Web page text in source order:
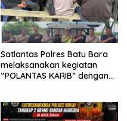
Satlantas Polres Batu Bara
melaksanakan kegiatan
“POLANTAS KARIB” dengan